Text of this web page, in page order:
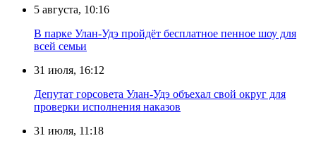
5 августа, 10:16
В парке Улан-Удэ пройдёт бесплатное пенное шоу для
всей семьи
31 июля, 16:12
Депутат горсовета Улан-Удэ объехал свой округ для
проверки исполнения наказов
31 июля, 11:18